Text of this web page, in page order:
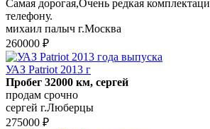
Самая дорогая,Очень редкая
телефону.
михаил палыч г.Москва
260000 ₽
УАЗ Patriot 2013 г
Пробег 32000 км, сергей
продам срочно
сергей г.Люберцы
275000 ₽